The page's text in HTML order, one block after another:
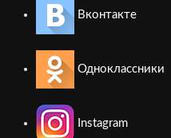
Вконтакте
Одноклассники
Instagram